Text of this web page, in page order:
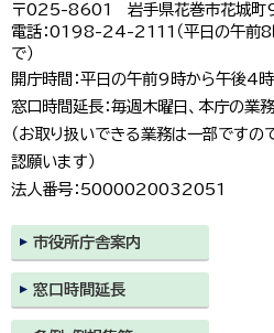
〒025-8601 岩手県花巻市花城町
電話：0198-24-2111（平日の午前
で）
開庁時間：平日の午前9時から午後4
窓口時間延長：毎週木曜日、本庁の
（お取り扱いできる業務は一部ですの
認願います）
法人番号：5000020032051
市役所庁舎案内
窓口時間延長